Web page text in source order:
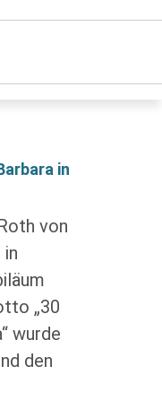
in
von
in
„30
wurde
den